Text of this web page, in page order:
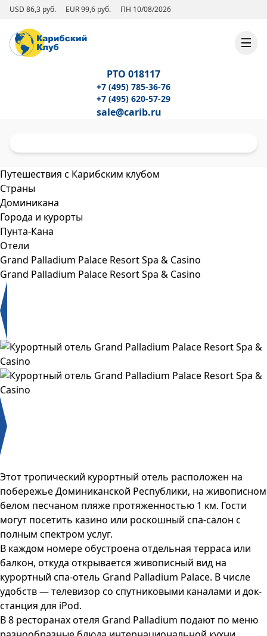
USD 86,3 руб. EUR 99,6 руб. ПН 10/08/2026
РТО 018117
+7 (495) 785-36-76
+7 (495) 620-57-29
sale@carib.ru
Путешествия с Карибским клубом
Страны
Доминикана
Города и курорты
Пунта-Кана
Отели
Grand Palladium Palace Resort Spa & Casino
Grand Palladium Palace Resort Spa & Casino
Этот тропический курортный отель расположен на
побережье Доминиканской Республики, на живописном
белом песчаном пляже протяженностью 1 км. Гости
могут посетить казино или роскошный спа-салон с
полным спектром услуг.
В каждом номере обустроена отдельная терраса или
балкон, откуда открывается живописный вид на
курортный спа-отель Grand Palladium Palace. В числе
удобств — телевизор со спутниковыми каналами и док-
станция для iPod.
В 8 ресторанах отеля Grand Palladium подают по меню